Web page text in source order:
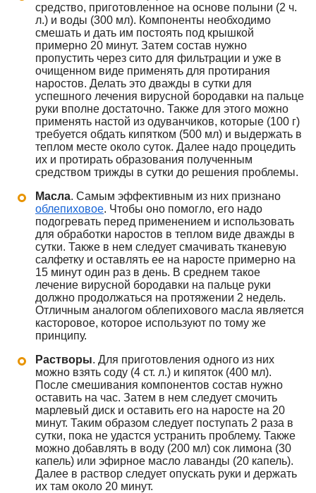
средство, приготовленное на основе полыни (2 ч.
л.) и воды (300 мл). Компоненты необходимо
смешать и дать им постоять под крышкой
примерно 20 минут. Затем состав нужно
пропустить через сито для фильтрации и уже в
очищенном виде применять для протирания
наростов. Делать это дважды в сутки для
успешного лечения вирусной бородавки на пальце
руки вполне достаточно. Также для этого можно
применять настой из одуванчиков, которые (100 г)
требуется обдать кипятком (500 мл) и выдержать в
теплом месте около суток. Далее надо процедить
их и протирать образования полученным
средством трижды в сутки до решения проблемы.
Масла. Самым эффективным из них признано
облепиховое. Чтобы оно помогло, его надо
подогревать перед применением и использовать
для обработки наростов в теплом виде дважды в
сутки. Также в нем следует смачивать тканевую
салфетку и оставлять ее на наросте примерно на
15 минут один раз в день. В среднем такое
лечение вирусной бородавки на пальце руки
должно продолжаться на протяжении 2 недель.
Отличным аналогом облепихового масла является
касторовое, которое используют по тому же
принципу.
Растворы. Для приготовления одного из них
можно взять соду (4 ст. л.) и кипяток (400 мл).
После смешивания компонентов состав нужно
оставить на час. Затем в нем следует смочить
марлевый диск и оставить его на наросте на 20
минут. Таким образом следует поступать 2 раза в
сутки, пока не удастся устранить проблему. Также
можно добавлять в воду (200 мл) сок лимона (30
капель) или эфирное масло лаванды (20 капель).
Далее в раствор следует опускать руки и держать
их там около 20 минут.